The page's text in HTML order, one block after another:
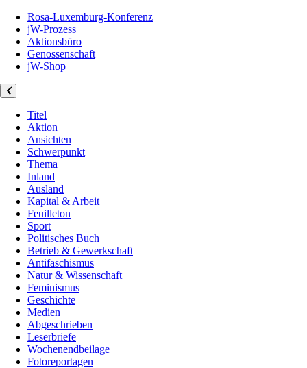
Rosa-Luxemburg-Konferenz
jW-Prozess
Aktionsbüro
Genossenschaft
jW-Shop
Titel
Aktion
Ansichten
Schwerpunkt
Thema
Inland
Ausland
Kapital & Arbeit
Feuilleton
Sport
Politisches Buch
Betrieb & Gewerkschaft
Antifaschismus
Natur & Wissenschaft
Feminismus
Geschichte
Medien
Abgeschrieben
Leserbriefe
Wochenendbeilage
Fotoreportagen